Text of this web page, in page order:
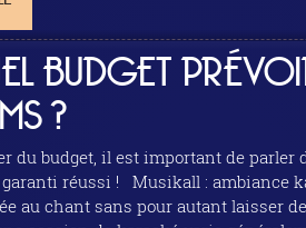
BUDGET
?
il est important de parler d'activité ! Et nous avons deux des
Le Musikall est l'endroit idéal si vous cherchez à éprouver
au chant sans pour autant laisser